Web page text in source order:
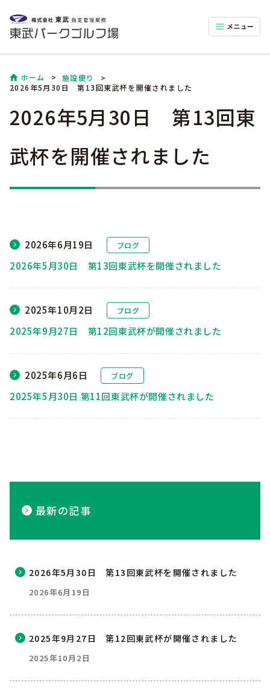
ホーム
施設便り
2026年5月30日 第13回東武杯を開催されました
最新の記事
2026年5月30日 第13回東武杯を開催されました
2026年6月19日
2025年9月27日 第12回東武杯が開催されました
2025年10月2日
2026年5月30日 第13回東
武杯を開催されました
2026年6月19日 ブログ
2026年5月30日 第13回東武杯を開催されました
2025年10月2日 ブログ
2025年9月27日 第12回東武杯が開催されました
2025年6月6日 ブログ
2025年5月30日 第11回東武杯が開催されました